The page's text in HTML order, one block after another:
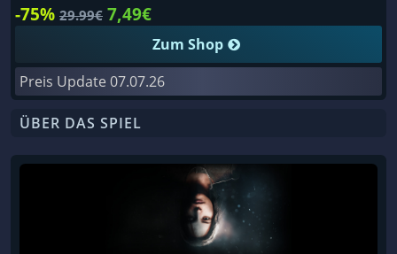
-75% 29.99€ 7,49€
Zum Shop
Preis Update 07.07.26
ÜBER DAS SPIEL